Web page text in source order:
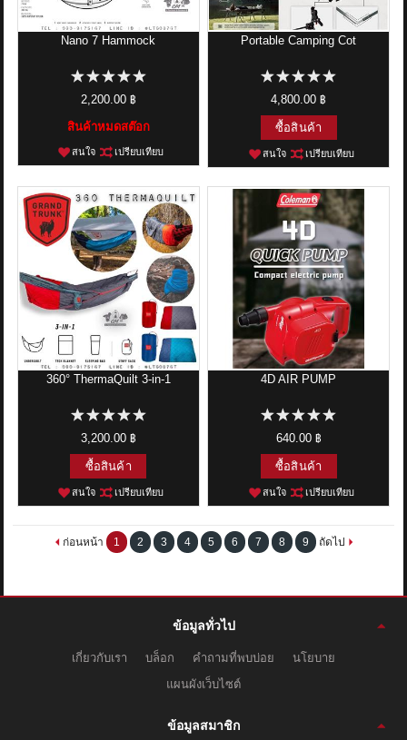
Nano 7 Hammock
2,200.00 ฿
สินค้าหมดสต๊อก
สนใจ เปรียบเทียบ
Portable Camping Cot
4,800.00 ฿
ซื้อสินค้า
สนใจ เปรียบเทียบ
360° ThermaQuilt 3-in-1
3,200.00 ฿
ซื้อสินค้า
สนใจ เปรียบเทียบ
4D AIR PUMP
640.00 ฿
ซื้อสินค้า
สนใจ เปรียบเทียบ
ก่อนหน้า 1 2 3 4 5 6 7 8 9 ถัดไป
ข้อมูลทั่วไป
เกี่ยวกับเรา บล็อก คำถามที่พบบ่อย
นโยบาย
แผนผังเว็บไซต์
ข้อมูลสมาชิก